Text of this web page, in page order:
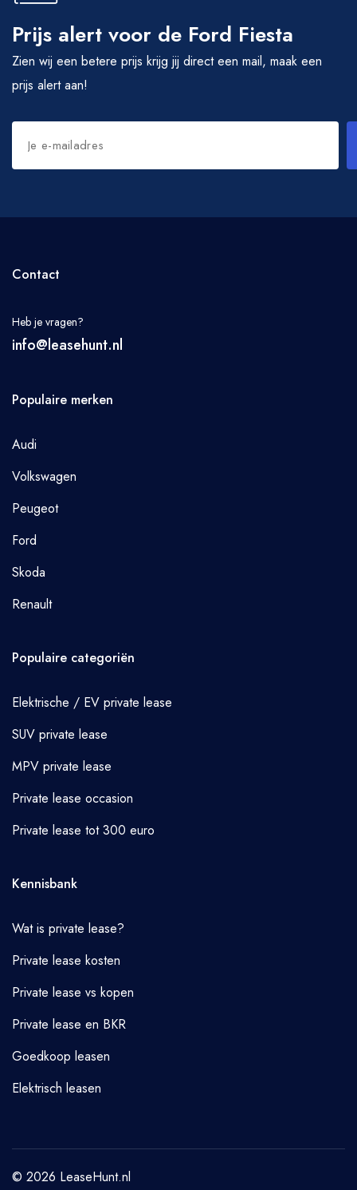
Prijs alert voor de Ford Fiesta
Zien wij een betere prijs krijg jij direct een mail, maak een
prijs alert aan!
Contact
Heb je vragen?
info@leasehunt.nl
Populaire merken
Audi
Volkswagen
Peugeot
Ford
Skoda
Renault
Populaire categoriën
Elektrische / EV private lease
SUV private lease
MPV private lease
Private lease occasion
Private lease tot 300 euro
Kennisbank
Wat is private lease?
Private lease kosten
Private lease vs kopen
Private lease en BKR
Goedkoop leasen
Elektrisch leasen
© 2026 LeaseHunt.nl